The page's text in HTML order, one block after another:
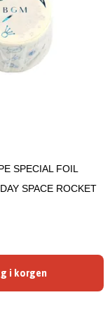
SPECIAL FOIL
SPACE ROCKET
i korgen